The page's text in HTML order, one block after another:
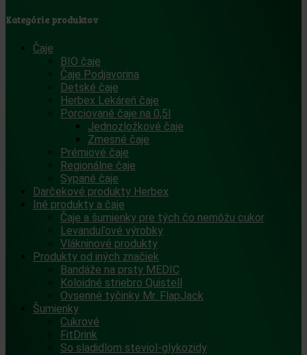
Kategórie produktov
Čaje
BIO čaje
Čaje Podjavorina
Detské čaje
Herbex Lekáreň čaje
Porciované čaje na 0,5l
Jednozložkové čaje
Zmesné čaje
Prémiové čaje
Regionálne čaje
Sypané čaje
Darčekové produkty Herbex
Iné produkty a čaje
Čaje a šumienky pre tých čo nemôžu cukor
Levanduľové výrobky
Vlákninové produkty
Produkty od iných značiek
Bandáže na prsty MEDIC
Koloidné striebro Quistell
Ovsenné tyčinky Mr. FlapJack
Šumienky
Cukrové
FitDrink
So sladidlom steviol-glykozidy